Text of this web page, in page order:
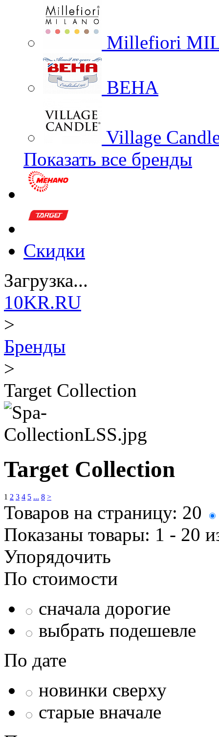
Millefiori
BEHA
Village
Показать все бренды
Скидки
Загрузка...
10KR.RU
>
Бренды
>
Target Collection
Target Collection
1 2 3 4 5 ... 8 >
Товаров на страницу: 20
Показаны товары: 1 - 20
Упорядочить
По стоимости
сначала дорогие
выбрать подешевле
По дате
новинки сверху
старые вначале